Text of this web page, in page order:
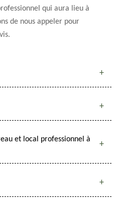
qui aura lieu à
de nous appeler pour
et local professionnel à